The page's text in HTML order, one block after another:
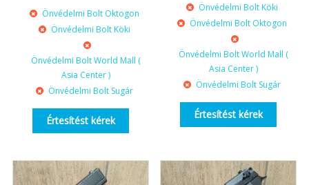
Önvédelmi Bolt Oktogon
Önvédelmi Bolt Köki
Önvédelmi Bolt World Mall (
Asia Center )
Önvédelmi Bolt Sugár
Értesítést kérek
Önvédelmi Bolt Köki
Önvédelmi Bolt Oktogon
Önvédelmi Bolt World Mall (
Asia Center )
Önvédelmi Bolt Sugár
Értesítést kérek